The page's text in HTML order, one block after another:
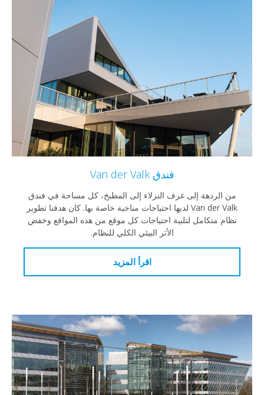
فندق Van der Valk
من الردهة إلى غرف النزلاء إلى المطبخ، كل مساحة في فندق
Van der Valk لديها احتياجات مناخية خاصة بها. كان هدفنا تطوير
نظام متكامل لتلبية احتياجات كل موقع من هذه المواقع وخفض
الأثر البيئي الكلي للنظام.
اقرأ المزيد